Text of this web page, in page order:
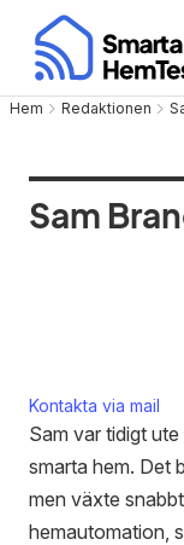
Hem Redaktionen
Sam
Kontakta via mail
Sam var tidigt
smarta hem. Det
men växte
hemautomation,